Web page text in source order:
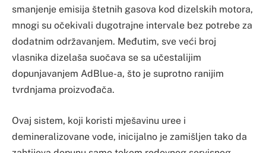
smanjenje emisija štetnih gasova kod dizelskih motora,
mnogi su očekivali dugotrajne intervale bez potrebe za
dodatnim održavanjem. Međutim, sve veći broj
vlasnika dizelaša suočava se sa učestalijim
dopunjavanjem AdBlue-a, što je suprotno ranijim
tvrdnjama proizvođača.
Ovaj sistem, koji koristi mješavinu uree i
demineralizovane vode, inicijalno je zamišljen tako da